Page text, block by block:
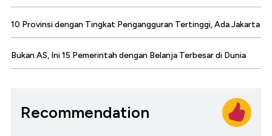
10 Provinsi dengan Tingkat Pengangguran Tertinggi, Ada Jakarta
Bukan AS, Ini 15 Pemerintah dengan Belanja Terbesar di Dunia
Recommendation